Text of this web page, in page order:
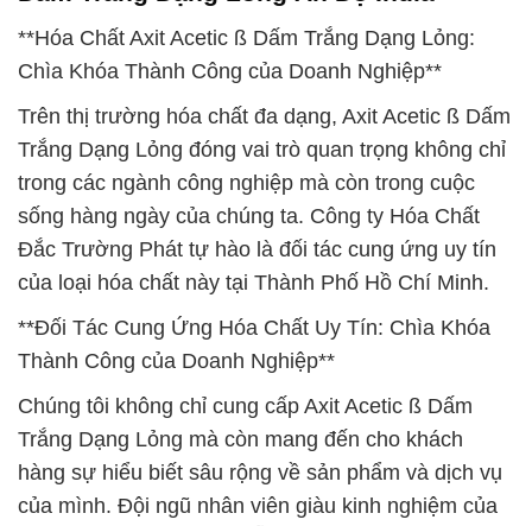
**Hóa Chất Axit Acetic ß Dấm Trắng Dạng Lỏng:
Chìa Khóa Thành Công của Doanh Nghiệp**
Trên thị trường hóa chất đa dạng, Axit Acetic ß Dấm
Trắng Dạng Lỏng đóng vai trò quan trọng không chỉ
trong các ngành công nghiệp mà còn trong cuộc
sống hàng ngày của chúng ta. Công ty Hóa Chất
Đắc Trường Phát tự hào là đối tác cung ứng uy tín
của loại hóa chất này tại Thành Phố Hồ Chí Minh.
**Đối Tác Cung Ứng Hóa Chất Uy Tín: Chìa Khóa
Thành Công của Doanh Nghiệp**
Chúng tôi không chỉ cung cấp Axit Acetic ß Dấm
Trắng Dạng Lỏng mà còn mang đến cho khách
hàng sự hiểu biết sâu rộng về sản phẩm và dịch vụ
của mình. Đội ngũ nhân viên giàu kinh nghiệm của